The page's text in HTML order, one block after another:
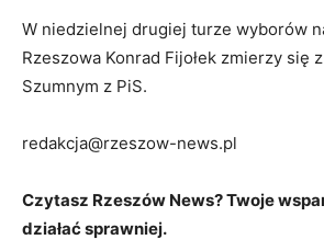
W niedzielnej drugiej turze wyborów
Rzeszowa Konrad Fijołek zmierzy się
Szumnym z PiS.
redakcja@rzeszow-news.pl
Czytasz Rzeszów News? Twoje
działać sprawniej.